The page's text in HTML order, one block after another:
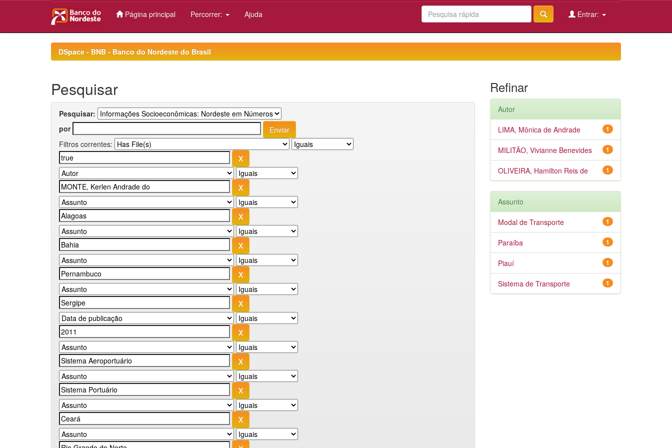
Página principal Percorrer: Ajuda Entrar:
DSpace - BNB - Banco do Nordeste do Brasil
Pesquisar
Pesquisar:
por
Filtros correntes:
Refinar
Autor
1
LIMA, Mônica de Andrade
1
MILITÃO, Vivianne Benevides
1
OLIVEIRA, Hamilton Reis de
Assunto
1
Modal de Transporte
1
Paraíba
1
Piauí
1
Sistema de Transporte